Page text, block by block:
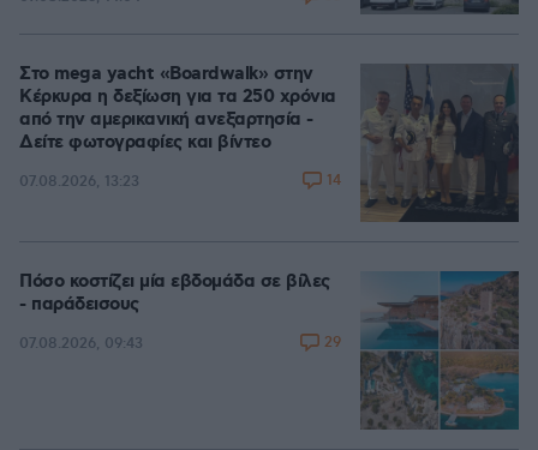
Στο mega yacht «Boardwalk» στην
Κέρκυρα η δεξίωση για τα 250 χρόνια
από την αμερικανική ανεξαρτησία -
Δείτε φωτογραφίες και βίντεο
07.08.2026, 13:23 14
Πόσο κοστίζει μία εβδομάδα σε βίλες
- παράδεισους
07.08.2026, 09:43 29